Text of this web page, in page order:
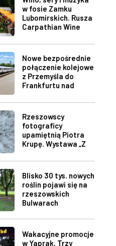
w fosie Zamku
Lubomirskich. Rusza
Carpathian Wine
Nowe bezpośrednie
połączenie kolejowe
z Przemyśla do
Frankfurtu nad
Rzeszowscy
fotograficy
upamiętnią Piotra
Krupę. Wystawa „Z
Blisko 30 tys. nowych
roślin pojawi się na
rzeszowskich
Bulwarach
Wakacyjne promocje
w Yaprak. Trzy